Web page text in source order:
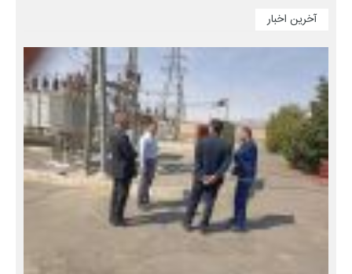
آخرین اخبار